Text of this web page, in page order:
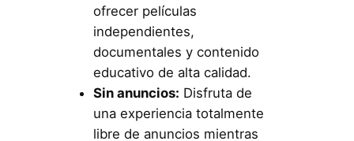
ofrecer películas
independientes,
documentales y contenido
educativo de alta calidad.
Sin anuncios: Disfruta de
una experiencia totalmente
libre de anuncios mientras